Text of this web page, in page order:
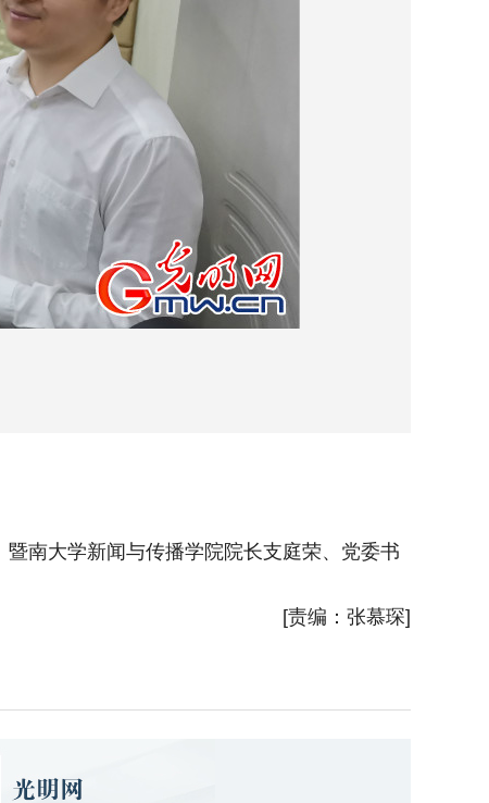
暨南大学新闻与传播学院院长支庭荣、党委书
[责编：张慕琛]